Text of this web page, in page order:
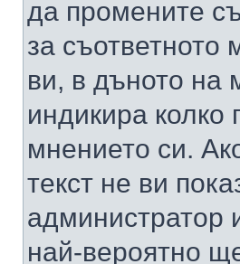
да промените
за съответното
ви, в дъното на
индикира колко
мнението си.
текст не ви
администратор
най-вероятно